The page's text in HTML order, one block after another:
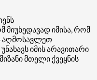
მიუხედავად იმისა, რომ
აღმოსავლეთ
იმის არავითარი
მთელი ქვეყნის